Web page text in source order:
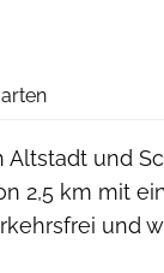
Altstadt und
2,5 km mit
und